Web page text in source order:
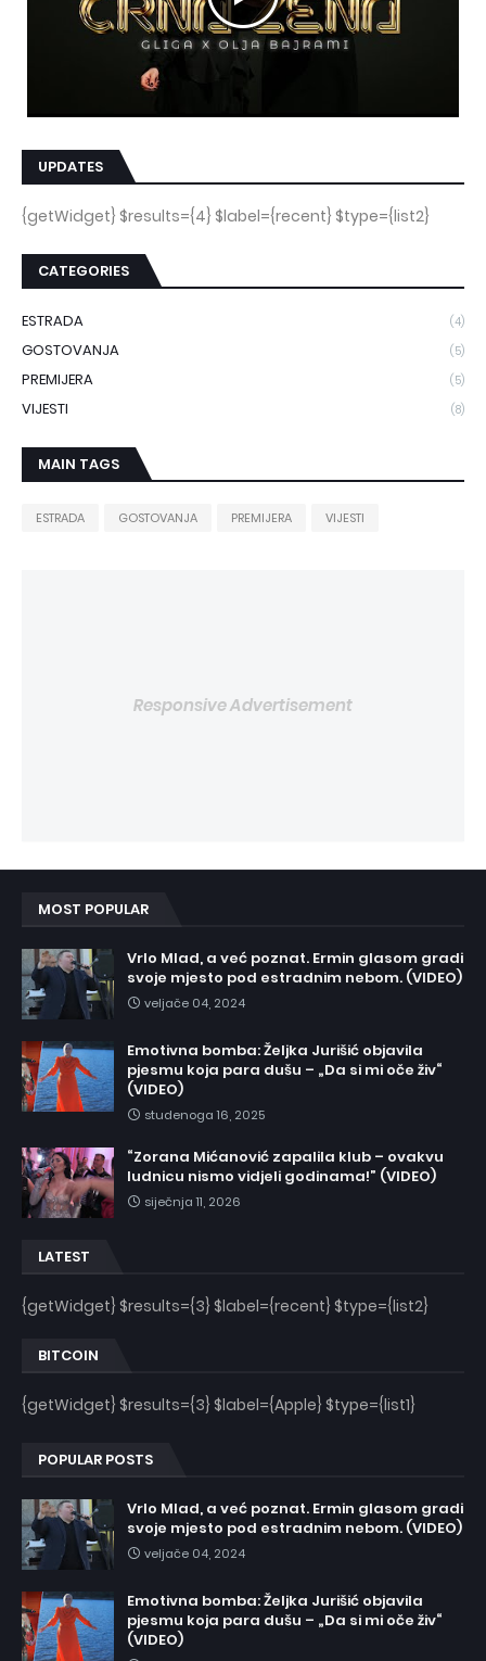
UPDATES
{getWidget} $results={4} $label={recent} $type={list2}
CATEGORIES
ESTRADA (4)
GOSTOVANJA (5)
PREMIJERA (5)
VIJESTI (8)
MAIN TAGS
ESTRADA GOSTOVANJA PREMIJERA VIJESTI
Responsive Advertisement
MOST POPULAR
Vrlo Mlad, a već poznat. Ermin glasom gradi
svoje mjesto pod estradnim nebom. (VIDEO)
veljače 04, 2024
Emotivna bomba: Željka Jurišić objavila
pjesmu koja para dušu – „Da si mi oče živ“
(VIDEO)
studenoga 16, 2025
“Zorana Mićanović zapalila klub – ovakvu
ludnicu nismo vidjeli godinama!” (VIDEO)
siječnja 11, 2026
LATEST
{getWidget} $results={3} $label={recent} $type={list2}
BITCOIN
{getWidget} $results={3} $label={Apple} $type={list1}
POPULAR POSTS
Vrlo Mlad, a već poznat. Ermin glasom gradi
svoje mjesto pod estradnim nebom. (VIDEO)
veljače 04, 2024
Emotivna bomba: Željka Jurišić objavila
pjesmu koja para dušu – „Da si mi oče živ“
(VIDEO)